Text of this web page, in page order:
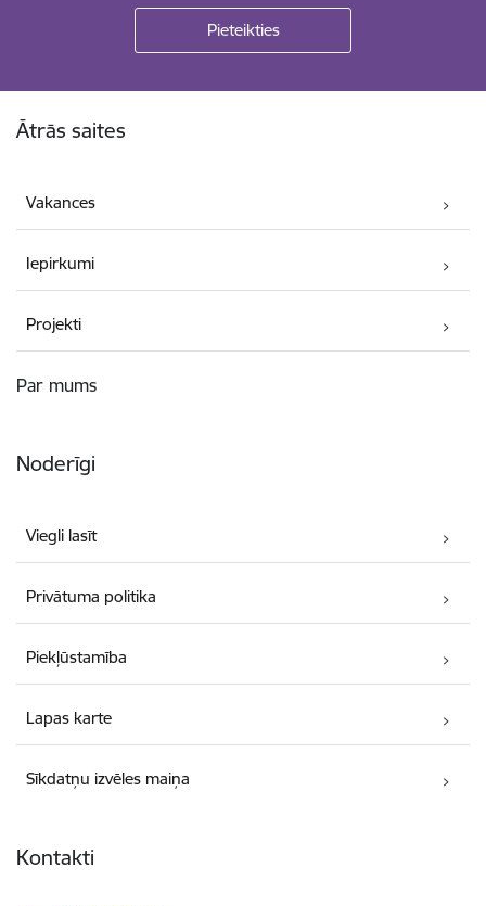
Ātrās saites
Vakances
Iepirkumi
Projekti
Par mums
Noderīgi
Viegli lasīt
Privātuma politika
Piekļūstamība
Lapas karte
Sīkdatņu izvēles maiņa
Kontakti